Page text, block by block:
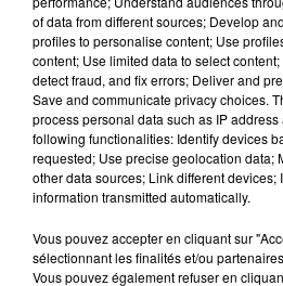
29 juillet 2026
GAGNEZ VOTRE SÉJOUR
PARCS DU LAC
CHAMPAGNE FM
LES PODCASTS
of data from different sources; Develop
profiles to personalise content; Use
content; Use limited data to select
detect fraud, and fix errors; Deliver and
Save and communicate privacy choices.
process personal data such as IP
following functionalities: Identify devices
requested; Use precise geolocation data;
other data sources; Link different devices;
information transmitted automatically.
Vous pouvez accepter en cliquant sur
sélectionnant les finalités et/ou
Vous pouvez également refuser en